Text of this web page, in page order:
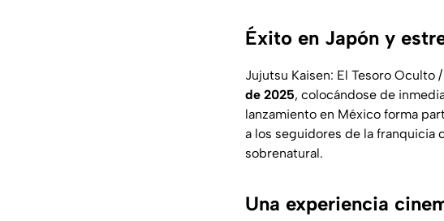
Éxito en Japón y
Jujutsu Kaisen: El Tesoro Oculto
de 2025, colocándose de
lanzamiento en México forma
a los seguidores de la franquicia
sobrenatural.
Una experiencia